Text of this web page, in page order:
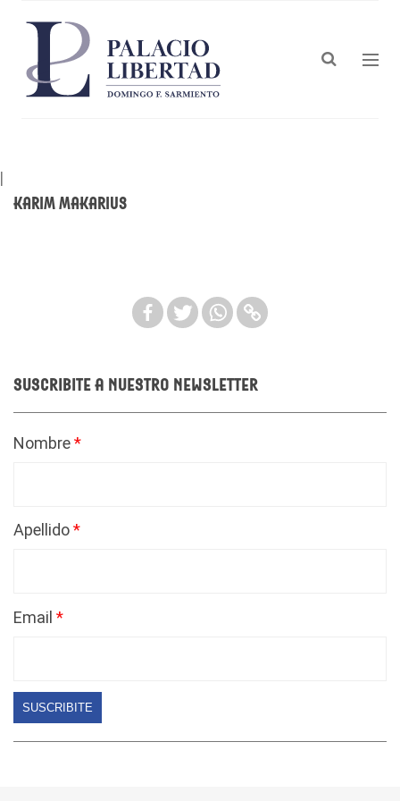
|
Karim Makarius
Suscribite a nuestro newsletter
Nombre
Apellido
Email
SUSCRIBITE